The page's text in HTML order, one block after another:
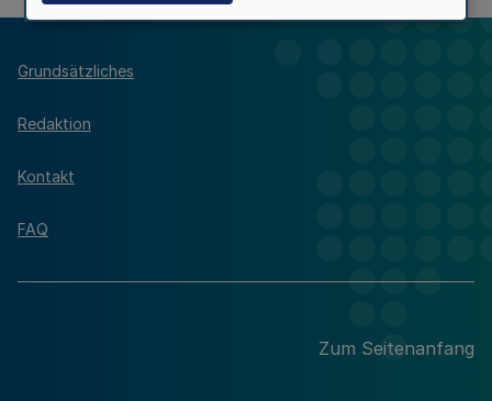
Grundsätzliches
Redaktion
Kontakt
FAQ
Zum Seitenanfang